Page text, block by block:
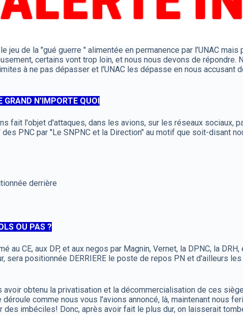
jeu de la "gué guerre " alimentée en permanence par l’UNAC
certains vont trop loin, et nous nous devons de
à ne pas dépasser et l'UNAC les dépasse en nous accusant
GRAND N'IMPORTE QUOI
fait l'objet d'attaques, dans les avions, sur les réseaux sociaux,
PNC par "Le SNPNC et la Direction" au motif que soit-disant
derrière
OU PAS ?
au CE, aux DP, et aux negos par Magnin, Vernet, la DPNC, la
sera positionnée DERRIERE le poste de repos PN et d'ailleurs
avoir obtenu la privatisation et la décommercialisation de ces
comme nous vous l'avions annoncé, là, maintenant nous
des imbéciles! Donc, après avoir fait le plus dur, on laisserait